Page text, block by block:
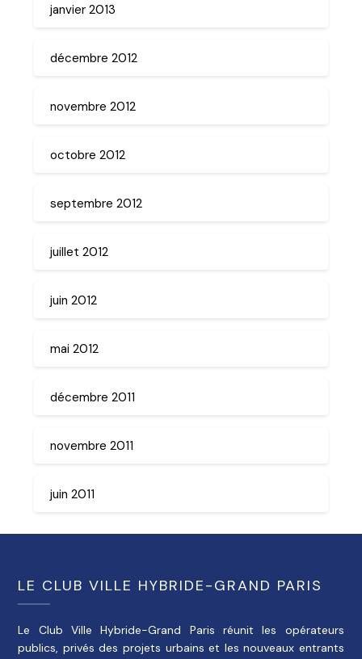
janvier 2013
décembre 2012
novembre 2012
octobre 2012
septembre 2012
juillet 2012
juin 2012
mai 2012
décembre 2011
novembre 2011
juin 2011
LE CLUB VILLE HYBRIDE-GRAND PARIS
Le Club Ville Hybride-Grand Paris réunit les opérateurs
publics, privés des projets urbains et les nouveaux entrants